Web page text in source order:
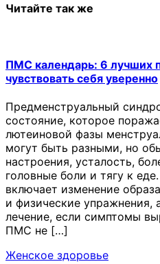
Читайте так же
ПМС календарь: 6 лучших
чувствовать себя уверенно
Предменструальный
состояние, которое
лютеиновой фазы
могут быть разными, но
настроения, усталость,
головные боли и тягу к
включает изменение
и физические упражнения,
лечение, если симптомы
ПМС не […]
Женское здоровье